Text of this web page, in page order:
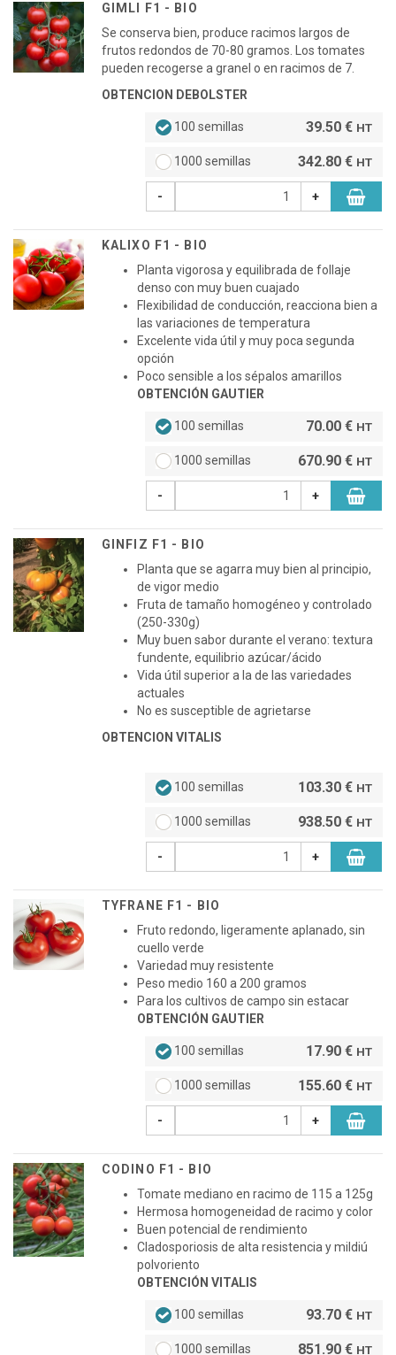
GIMLI F1 - BIO
Se conserva bien, produce racimos largos de
frutos redondos de 70-80 gramos. Los tomates
pueden recogerse a granel o en racimos de 7.
OBTENCION DEBOLSTER
100 semillas 39.50 € HT
1000 semillas 342.80 € HT
- +
KALIXO F1 - BIO
Planta vigorosa y equilibrada de follaje
denso con muy buen cuajado
Flexibilidad de conducción, reacciona bien a
las variaciones de temperatura
Excelente vida útil y muy poca segunda
opción
Poco sensible a los sépalos amarillos
OBTENCIÓN GAUTIER
100 semillas 70.00 € HT
1000 semillas 670.90 € HT
- +
GINFIZ F1 - BIO
Planta que se agarra muy bien al principio,
de vigor medio
Fruta de tamaño homogéneo y controlado
(250-330g)
Muy buen sabor durante el verano: textura
fundente, equilibrio azúcar/ácido
Vida útil superior a la de las variedades
actuales
No es susceptible de agrietarse
OBTENCION VITALIS
100 semillas 103.30 € HT
1000 semillas 938.50 € HT
- +
TYFRANE F1 - BIO
Fruto redondo, ligeramente aplanado, sin
cuello verde
Variedad muy resistente
Peso medio 160 a 200 gramos
Para los cultivos de campo sin estacar
OBTENCIÓN GAUTIER
100 semillas 17.90 € HT
1000 semillas 155.60 € HT
- +
CODINO F1 - BIO
Tomate mediano en racimo de 115 a 125g
Hermosa homogeneidad de racimo y color
Buen potencial de rendimiento
Cladosporiosis de alta resistencia y mildiú
polvoriento
OBTENCIÓN VITALIS
100 semillas 93.70 € HT
1000 semillas 851.90 € HT